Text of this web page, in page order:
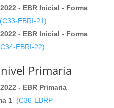
- EBR Inicial - Forma
(C33-EBRI-21)
- EBR Inicial - Forma
EBRI-22)
Primaria
- EBR Primaria
1 (C36-EBRP-